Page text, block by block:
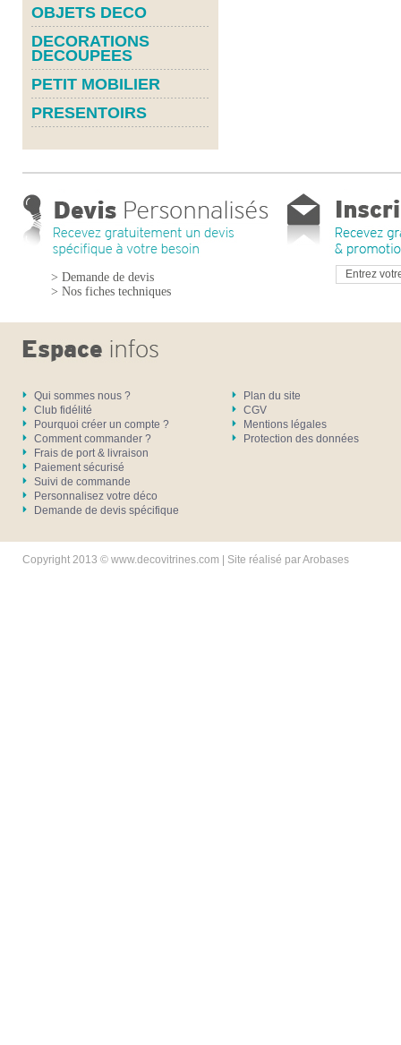
OBJETS DECO
DECORATIONS
DECOUPEES
PETIT MOBILIER
PRESENTOIRS
> Demande de devis
> Nos fiches techniques
Qui sommes nous ?
Club fidélité
Pourquoi créer un compte ?
Comment commander ?
Frais de port & livraison
Paiement sécurisé
Suivi de commande
Personnalisez votre déco
Demande de devis spécifique
Plan du site
CGV
Mentions légales
Protection des données
Copyright 2013 © www.decovitrines.com | Site réalisé parArobases